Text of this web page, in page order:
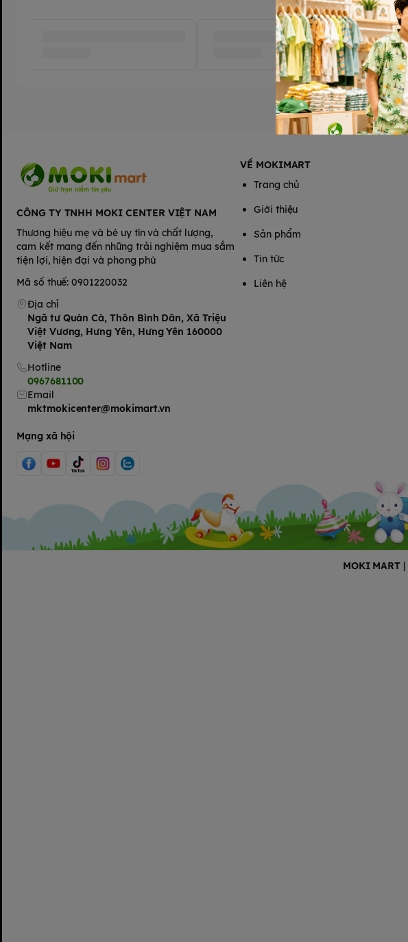
CÔNG TY TNHH MOKI CENTER VIỆT NAM
Thương hiệu mẹ và bé uy tín và chất lượng,
cam kết mang đến những trải nghiệm mua sắm
tiện lợi, hiện đại và phong phú
Mã số thuế: 0901220032
Địa chỉ
Ngã tư Quán Cà, Thôn Bình Dân, Xã Triệu
Việt Vương, Hưng Yên, Hưng Yên 160000
Việt Nam
Hotline
0967681100
Email
mktmokicenter@mokimart.vn
Mạng xã hội
VỀ MOKIMART
Trang chủ
Giới thiệu
Sản phẩm
Tin tức
Liên hệ
MOKI MART |